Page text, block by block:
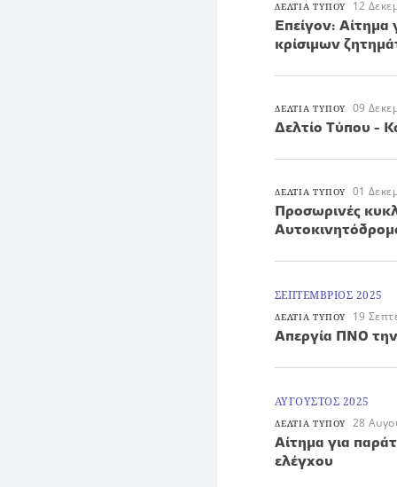
ΔΕΛΤΙΑ ΤΥΠΟΥ 12
Επείγον: Αίτημα
κρίσιμων
ΔΕΛΤΙΑ ΤΥΠΟΥ 09
Δελτίο Τύπου -
ΔΕΛΤΙΑ ΤΥΠΟΥ 01
Προσωρινές
ΣΕΠΤΕΜΒΡΙΟΣ 2025
ΔΕΛΤΙΑ ΤΥΠΟΥ 19
Απεργία ΠΝΟ
ΑΥΓΟΥΣΤΟΣ 2025
ΔΕΛΤΙΑ ΤΥΠΟΥ 28
Aίτημα για
ελέγχου